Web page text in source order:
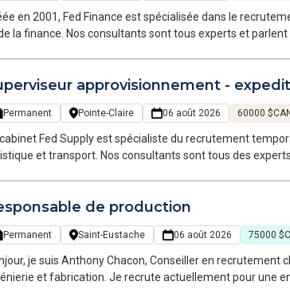
en 2001, Fed Finance est spécialisée dans le
la finance. Nos consultants sont tous experts et
métiers de la finance. Je travaille sur deux types de
Notre équipe d’experts en finance parle votre
de la finance et de la paie. Je recherche un Contrôleur de coûts adjoint/ analyste financier construction
mon client dans le secteur de la construction/
approvisionnement -
Permanent Pointe-Claire 06 août 2026 60000
cabinet Fed Supply est spécialiste du recrutement
et transport. Nos consultants sont tous des
de production
Permanent Saint-Eustache 06 août 2026 75000
je suis Anthony Chacon, Conseiller en recrutement
Je recrute actuellement pour une entreprise manufacturière bien établie qui poursuit sa